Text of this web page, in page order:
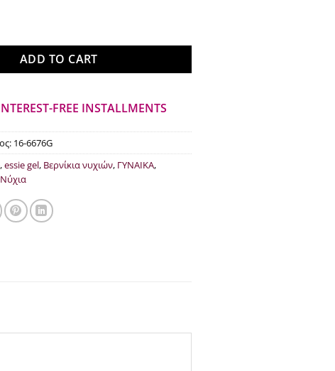
Optimist 676G 12.5ml ποσότητα
ADD TO CART
FREE INSTALLMENTS
16-6676G
,essie gel, Βερνίκια νυχιών, ΓΥΝΑΙΚΑ,
Νύχια